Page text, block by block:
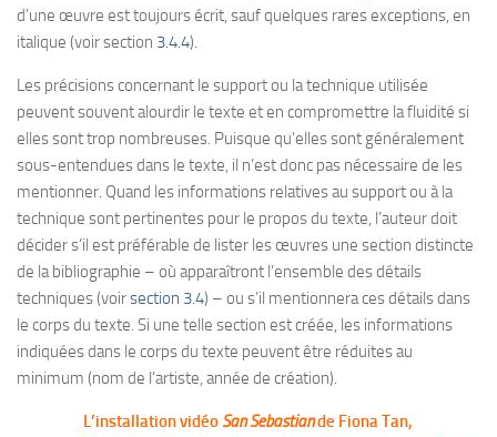
d’une œuvre est toujours écrit, sauf quelques rares exceptions, en
italique (voir section 3.4.4).
Les précisions concernant le support ou la technique utilisée
peuvent souvent alourdir le texte et en compromettre la fluidité si
elles sont trop nombreuses. Puisque qu’elles sont généralement
sous-entendues dans le texte, il n’est donc pas nécessaire de les
mentionner. Quand les informations relatives au support ou à la
technique sont pertinentes pour le propos du texte, l’auteur doit
décider s’il est préférable de lister les œuvres une section distincte
de la bibliographie – où apparaîtront l’ensemble des détails
techniques (voirsection 3.4) – ou s’il mentionnera ces détails dans
le corps du texte. Si une telle section est créée, les informations
indiquées dans le corps du texte peuvent être réduites au
minimum (nom de l’artiste, année de création).
L’installation vidéoSan Sebastiande Fiona Tan,